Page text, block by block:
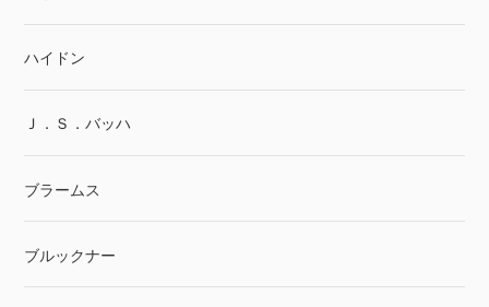
ハイドン
Ｊ．Ｓ．バッハ
ブラームス
ブルックナー